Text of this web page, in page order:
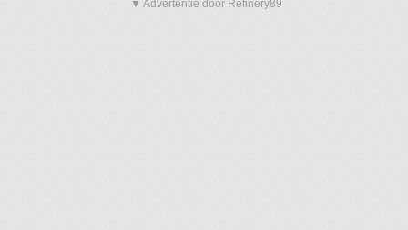
▼ Advertentie door Refinery89